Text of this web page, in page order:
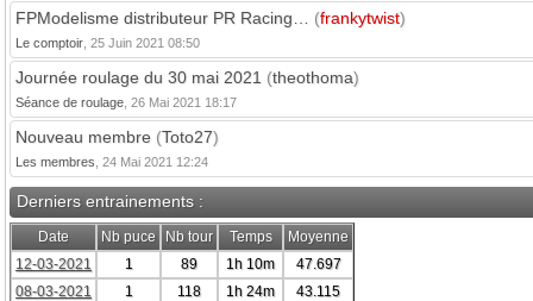
FPModelisme distributeur PR Racing… (frankytwist)
Le comptoir , 25 Juin 2021 08:50
Journée roulage du 30 mai 2021 (theothoma)
Séance de roulage , 26 Mai 2021 18:17
Nouveau membre (Toto27)
Les membres , 24 Mai 2021 12:24
Derniers entrainements :
Date Nb puce Nb tour Temps
Moyenne
12-03-2021
1 89 1h 10m
47.697
08-03-2021
1 118 1h 24m 43.115